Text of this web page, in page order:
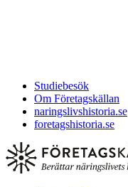
Studiebesök
Om Företagskällan
naringslivshistoria.se
foretagshistoria.se